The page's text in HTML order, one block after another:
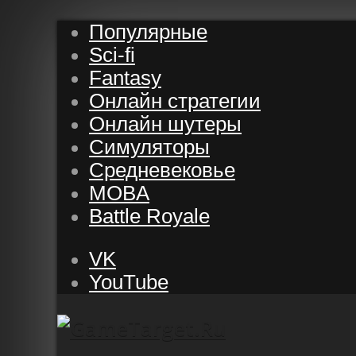
Популярные
Sci-fi
Fantasy
Онлайн стратегии
Онлайн шутеры
Симуляторы
Средневековье
MOBA
Battle Royale
VK
YouTube